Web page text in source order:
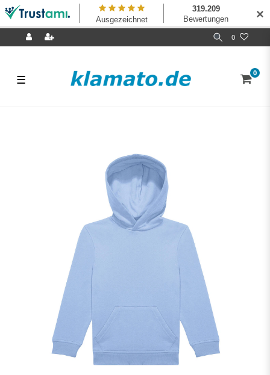
0
☰ 0
✕